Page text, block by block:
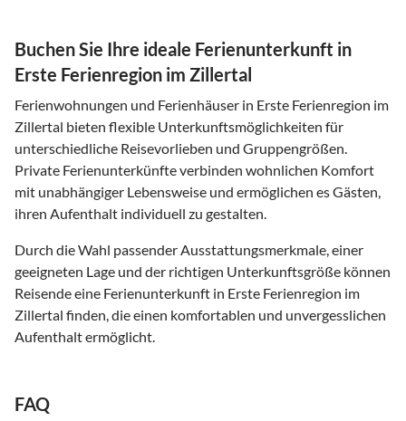
Buchen Sie Ihre ideale Ferienunterkunft in
Erste Ferienregion im Zillertal
Ferienwohnungen und Ferienhäuser in Erste Ferienregion im
Zillertal bieten flexible Unterkunftsmöglichkeiten für
unterschiedliche Reisevorlieben und Gruppengrößen.
Private Ferienunterkünfte verbinden wohnlichen Komfort
mit unabhängiger Lebensweise und ermöglichen es Gästen,
ihren Aufenthalt individuell zu gestalten.
Durch die Wahl passender Ausstattungsmerkmale, einer
geeigneten Lage und der richtigen Unterkunftsgröße können
Reisende eine Ferienunterkunft in Erste Ferienregion im
Zillertal finden, die einen komfortablen und unvergesslichen
Aufenthalt ermöglicht.
FAQ